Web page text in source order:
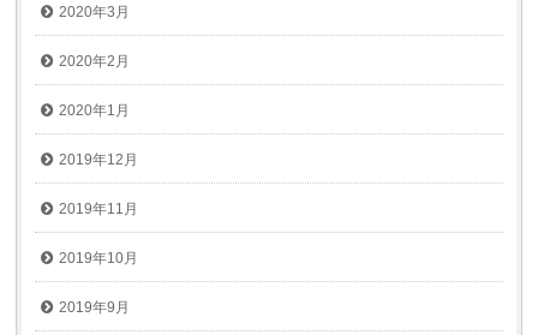
2020年3月
2020年2月
2020年1月
2019年12月
2019年11月
2019年10月
2019年9月